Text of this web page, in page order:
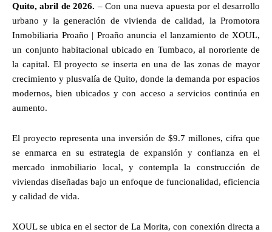
Quito, abril de 2026. – Con una nueva apuesta por el desarrollo
urbano y la generación de vivienda de calidad, la Promotora
Inmobiliaria Proaño | Proaño anuncia el lanzamiento de XOUL,
un conjunto habitacional ubicado en Tumbaco, al nororiente de
la capital. El proyecto se inserta en una de las zonas de mayor
crecimiento y plusvalía de Quito, donde la demanda por espacios
modernos, bien ubicados y con acceso a servicios continúa en
aumento.
El proyecto representa una inversión de $9.7 millones, cifra que
se enmarca en su estrategia de expansión y confianza en el
mercado inmobiliario local, y contempla la construcción de
viviendas diseñadas bajo un enfoque de funcionalidad, eficiencia
y calidad de vida.
XOUL se ubica en el sector de La Morita, con conexión directa a